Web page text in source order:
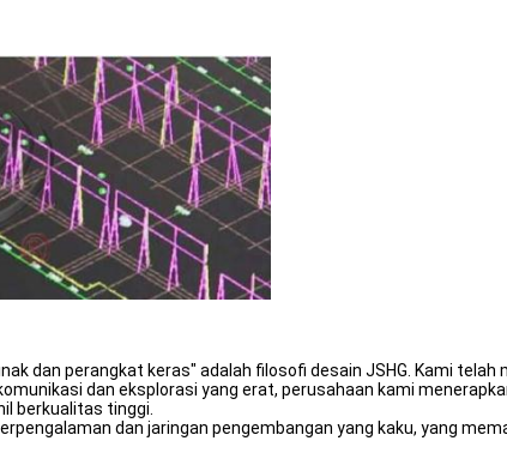
dan perangkat keras" adalah filosofi desain JSHG. Kami
dan eksplorasi yang erat, perusahaan kami
berkualitas tinggi.
dan jaringan pengembangan yang kaku, yang